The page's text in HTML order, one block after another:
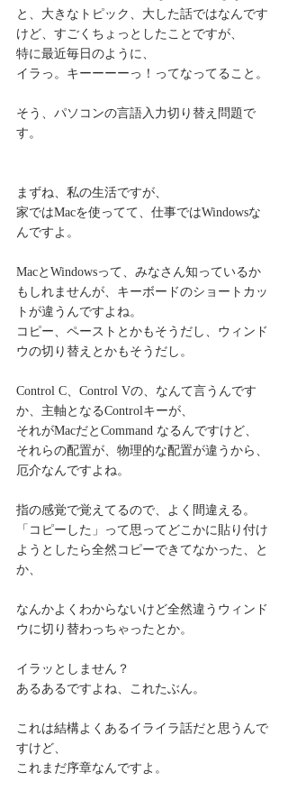
と、大きなトピック、大した話ではなんです
けど、すごくちょっとしたことですが、
特に最近毎日のように、
イラっ。キーーーーっ！ってなってること。
そう、パソコンの言語入力切り替え問題で
す。
まずね、私の生活ですが、
家ではMacを使ってて、仕事ではWindowsな
んですよ。
MacとWindowsって、みなさん知っているか
もしれませんが、キーボードのショートカッ
トが違うんですよね。
コピー、ペーストとかもそうだし、ウィンド
ウの切り替えとかもそうだし。
Control C、Control Vの、なんて言うんです
か、主軸となるControlキーが、
それがMacだとCommand なるんですけど、
それらの配置が、物理的な配置が違うから、
厄介なんですよね。
指の感覚で覚えてるので、よく間違える。
「コピーした」って思ってどこかに貼り付け
ようとしたら全然コピーできてなかった、と
か、
なんかよくわからないけど全然違うウィンド
ウに切り替わっちゃったとか。
イラッとしません？
あるあるですよね、これたぶん。
これは結構よくあるイライラ話だと思うんで
すけど、
これまだ序章なんですよ。